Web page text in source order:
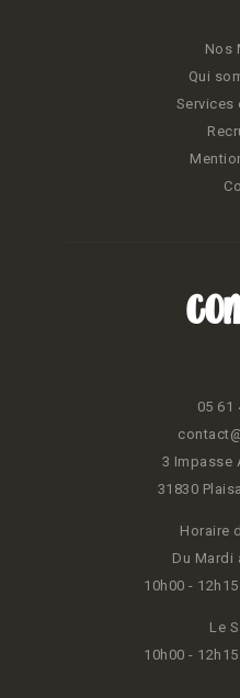
Nos
Qui
Services
05 61
3 Impasse
31830
Horaire
Du Mardi
10h00 -
Le
10h00 -